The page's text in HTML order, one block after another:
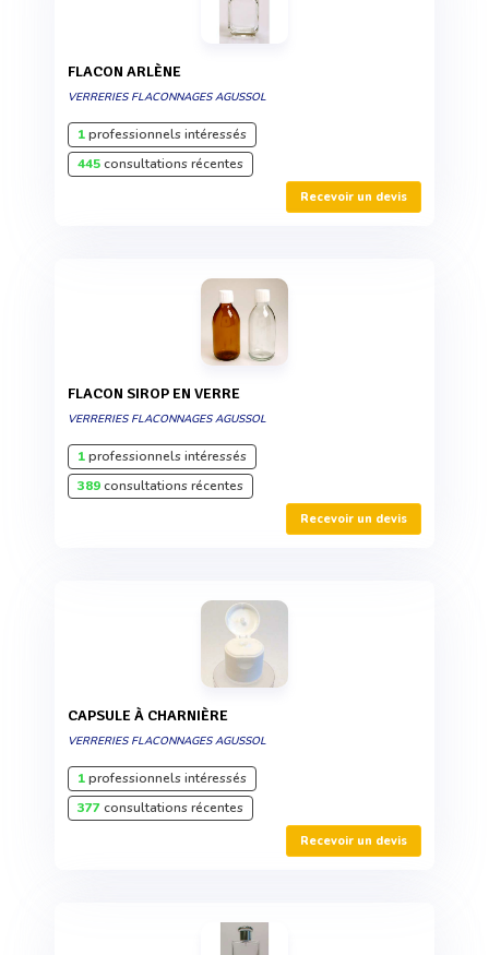
FLACON ARLÈNE
VERRERIES FLACONNAGES AGUSSOL
1professionnels intéressés
445consultations récentes
Recevoir un devis
FLACON SIROP EN VERRE
VERRERIES FLACONNAGES AGUSSOL
1professionnels intéressés
389consultations récentes
Recevoir un devis
CAPSULE À CHARNIÈRE
VERRERIES FLACONNAGES AGUSSOL
1professionnels intéressés
377consultations récentes
Recevoir un devis